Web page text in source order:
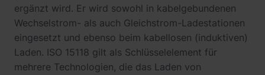
ergänzt wird. Er wird sowohl in kabelgebundenen
Wechselstrom- als auch Gleichstrom-Ladestationen
eingesetzt und ebenso beim kabellosen (induktiven)
Laden. ISO 15118 gilt als Schlüsselelement für
mehrere Technologien, die das Laden von